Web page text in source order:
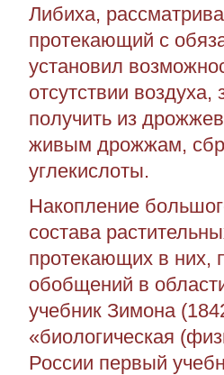
Либиха,
протекающий с
установил
отсутствии
получить из
живым дрожжам,
углекислоты.
Накопление
состава
протекающих в них,
обобщений в
учебник Зимона
«биологическая
России первый